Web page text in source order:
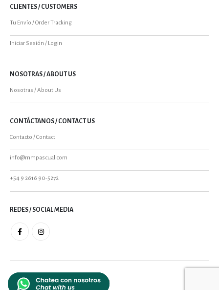
CLIENTES / CUSTOMERS
Tu Envío / Order Tracking
Iniciar Sesión / Login
NOSOTRAS / ABOUT US
Nosotras / About Us
CONTÁCTANOS / CONTACT US
Contacto / Contact
info@mmpascual.com
+54 9 2616 90-5272
REDES / SOCIAL MEDIA
MMPASCUAL 2021 - All Rights Reserved